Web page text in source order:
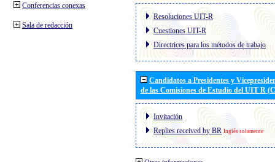
Conferencias conexas
Sala de redacción
Resoluciones UIT-R
Cuestiones UIT-R
Directrices para los métodos de trabajo
Candidatos a Presidentes y
de las Comisiones de Estudio del UIT R
Invitación
Replies received by BR Inglés solamente